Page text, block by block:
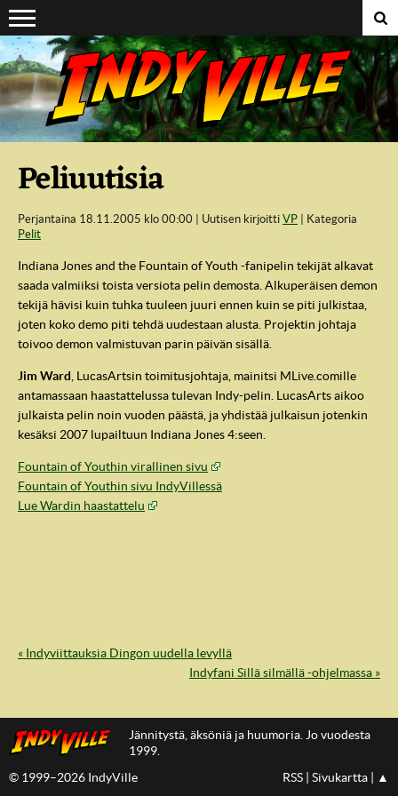
Suoraan sisältöön
IndyVille
Peliuutisia
Perjantaina 18.11.2005 klo 00:00 Uutisen kirjoitti VP
Kategoria
Pelit
Indiana Jones and the Fountain of Youth -fanipelin tekijät alkavat
saada valmiiksi toista versiota pelin demosta. Alkuperäisen demon
tekijä hävisi kuin tuhka tuuleen juuri ennen kuin se piti julkistaa,
joten koko demo piti tehdä uudestaan alusta. Projektin johtaja
toivoo demon valmistuvan parin päivän sisällä.
Jim Ward , LucasArtsin toimitusjohtaja, mainitsi MLive.comille
antamassaan haastattelussa tulevan Indy-pelin. LucasArts aikoo
julkaista pelin noin vuoden päästä, ja yhdistää julkaisun jotenkin
kesäksi 2007 lupailtuun Indiana Jones 4:seen.
Fountain of Youthin virallinen sivu
Fountain of Youthin sivu IndyVillessä
Lue Wardin haastattelu
« Indyviittauksia Dingon uudella levyllä
Indyfani Sillä silmällä -ohjelmassa »
Jännitystä, äksöniä ja huumoria. Jo vuodesta
1999.
© 1999–2026 IndyVille
RSS Sivukartta ▲